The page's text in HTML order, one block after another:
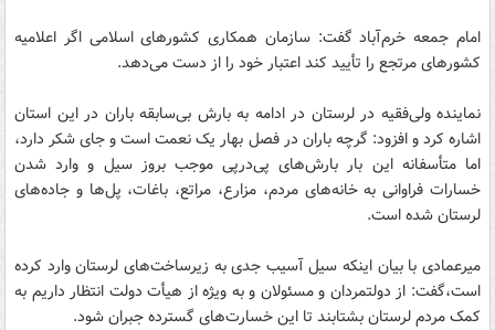
امام جمعه خرم‌آباد گفت: سازمان همکاری کشورهای اسلامی اگر اعلامیه
کشورهای مرتجع را تأیید کند اعتبار خود را از دست می‌دهد.
نماینده ولی‌فقیه در لرستان در ادامه به بارش بی‌سابقه باران در این استان
اشاره کرد و افزود: گرچه باران در فصل بهار یک نعمت است و جای شکر دارد،‌
اما متأسفانه این بار بارش‌های پی‌درپی موجب بروز سیل و وارد شدن
خسارات فراوانی به خانه‌های مردم، مزارع،‌ مراتع، باغات، پل‌ها و جاده‌های
لرستان شده است.
میرعمادی با بیان اینکه سیل آسیب جدی به زیرساخت‌های لرستان وارد کرده
است،‌گفت: از دولتمردان و مسئولان و به ویژه از هیأت دولت انتظار داریم به
کمک مردم لرستان بشتابند تا این خسارت‌های گسترده جبران شود.